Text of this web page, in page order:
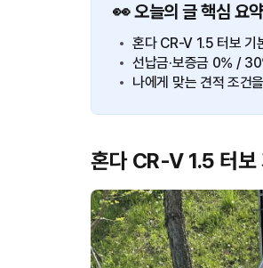
👀 오늘의 글 핵심 요약
혼다 CR-V 1.5 터보 기
선납금·보증금 0% /
나에게 맞는 견적 조건
혼다 CR-V 1.5 터보